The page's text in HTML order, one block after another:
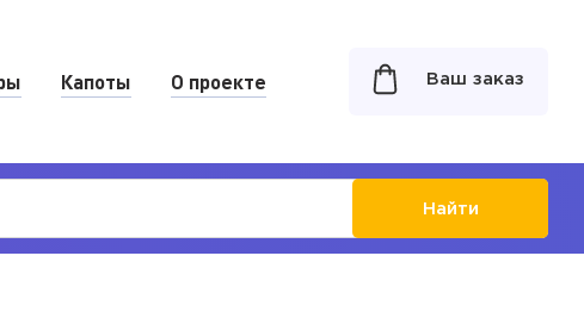
Капоты О проекте Ваш заказ
Найти